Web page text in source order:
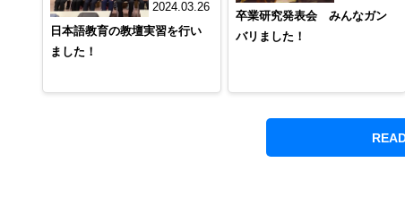
2024.03.26
日本語教育の教壇実習を行い
ました！
卒業研究発表会 みんなガン
バリました！